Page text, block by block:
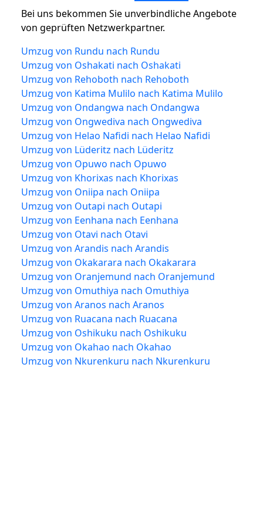
Bei uns bekommen Sie unverbindliche Angebote
von geprüften Netzwerkpartner.
Umzug von Rundu nach Rundu
Umzug von Oshakati nach Oshakati
Umzug von Rehoboth nach Rehoboth
Umzug von Katima Mulilo nach Katima Mulilo
Umzug von Ondangwa nach Ondangwa
Umzug von Ongwediva nach Ongwediva
Umzug von Helao Nafidi nach Helao Nafidi
Umzug von Lüderitz nach Lüderitz
Umzug von Opuwo nach Opuwo
Umzug von Khorixas nach Khorixas
Umzug von Oniipa nach Oniipa
Umzug von Outapi nach Outapi
Umzug von Eenhana nach Eenhana
Umzug von Otavi nach Otavi
Umzug von Arandis nach Arandis
Umzug von Okakarara nach Okakarara
Umzug von Oranjemund nach Oranjemund
Umzug von Omuthiya nach Omuthiya
Umzug von Aranos nach Aranos
Umzug von Ruacana nach Ruacana
Umzug von Oshikuku nach Oshikuku
Umzug von Okahao nach Okahao
Umzug von Nkurenkuru nach Nkurenkuru